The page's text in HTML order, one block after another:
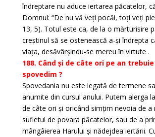
îndreptare nu aduce iertarea păcatelor,
Domnul: “De nu vă veți pocăi, toți veți
13, 5). Totul este ca, de la o mărturisire
creștinul să se ostenească a-și îndrepta
viața, desăvârșindu-se mereu în virtute .
188. Când și de câte ori pe an trebuie
spovedim ?
Spovedania nu este legată de termene
anumite din cursul anului. Putem alerga
de câte ori și oricând simțim nevoia de a
sufletul de povara păcatelor, sau de a
mângâierea Harului și nădejdea iertării.